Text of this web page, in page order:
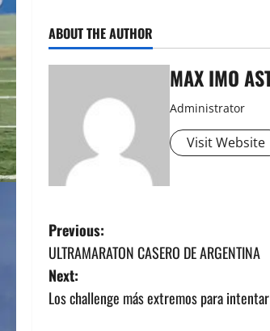
ABOUT THE AUTHOR
MAX IMO
Administrator
Visit Website
P
o
s
Previous:
ULTRAMARATON CASERO DE ARGENTINA
Next:
Los challenge más extremos para